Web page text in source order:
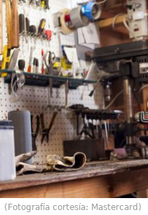
(Fotografía cortesía: Mastercard)